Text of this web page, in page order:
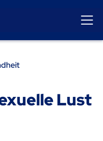
Lust